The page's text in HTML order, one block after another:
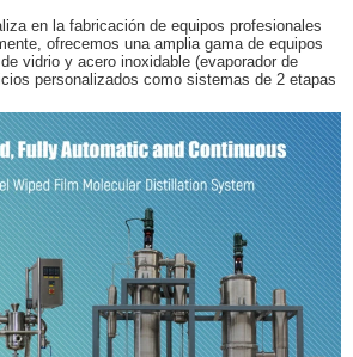
en la fabricación de equipos profesionales
ofrecemos una amplia gama de equipos
vidrio y acero inoxidable (evaporador de
personalizados como sistemas de 2 etapas